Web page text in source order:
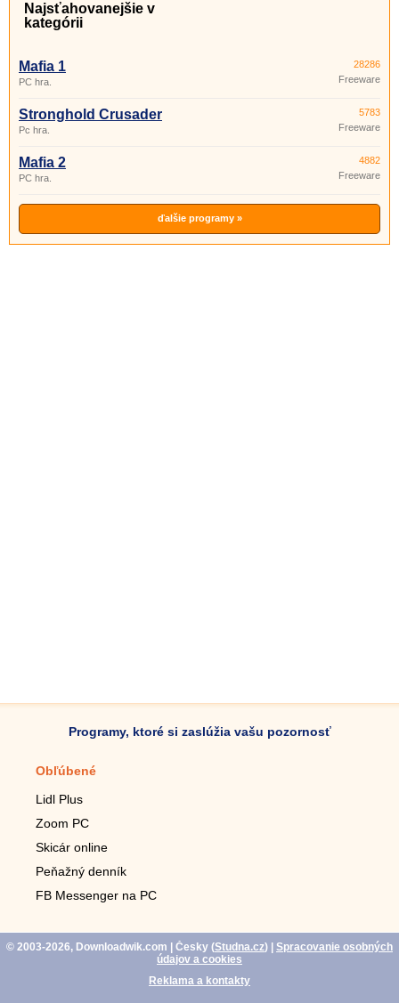
Najsťahovanejšie v
kategórii
Mafia 1
PC hra.
28286
Freeware
Stronghold Crusader
Pc hra.
5783
Freeware
Mafia 2
PC hra.
4882
Freeware
ďalšie programy »
Programy, ktoré si zaslúžia vašu pozornosť
Obľúbené
Lidl Plus
Zoom PC
Skicár online
Peňažný denník
FB Messenger na PC
© 2003-2026, Downloadwik.com | Česky (Studna.cz)
Spracovanie osobných
údajov a cookies
Reklama a kontakty